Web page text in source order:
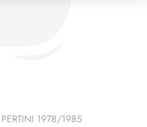
1978/1985